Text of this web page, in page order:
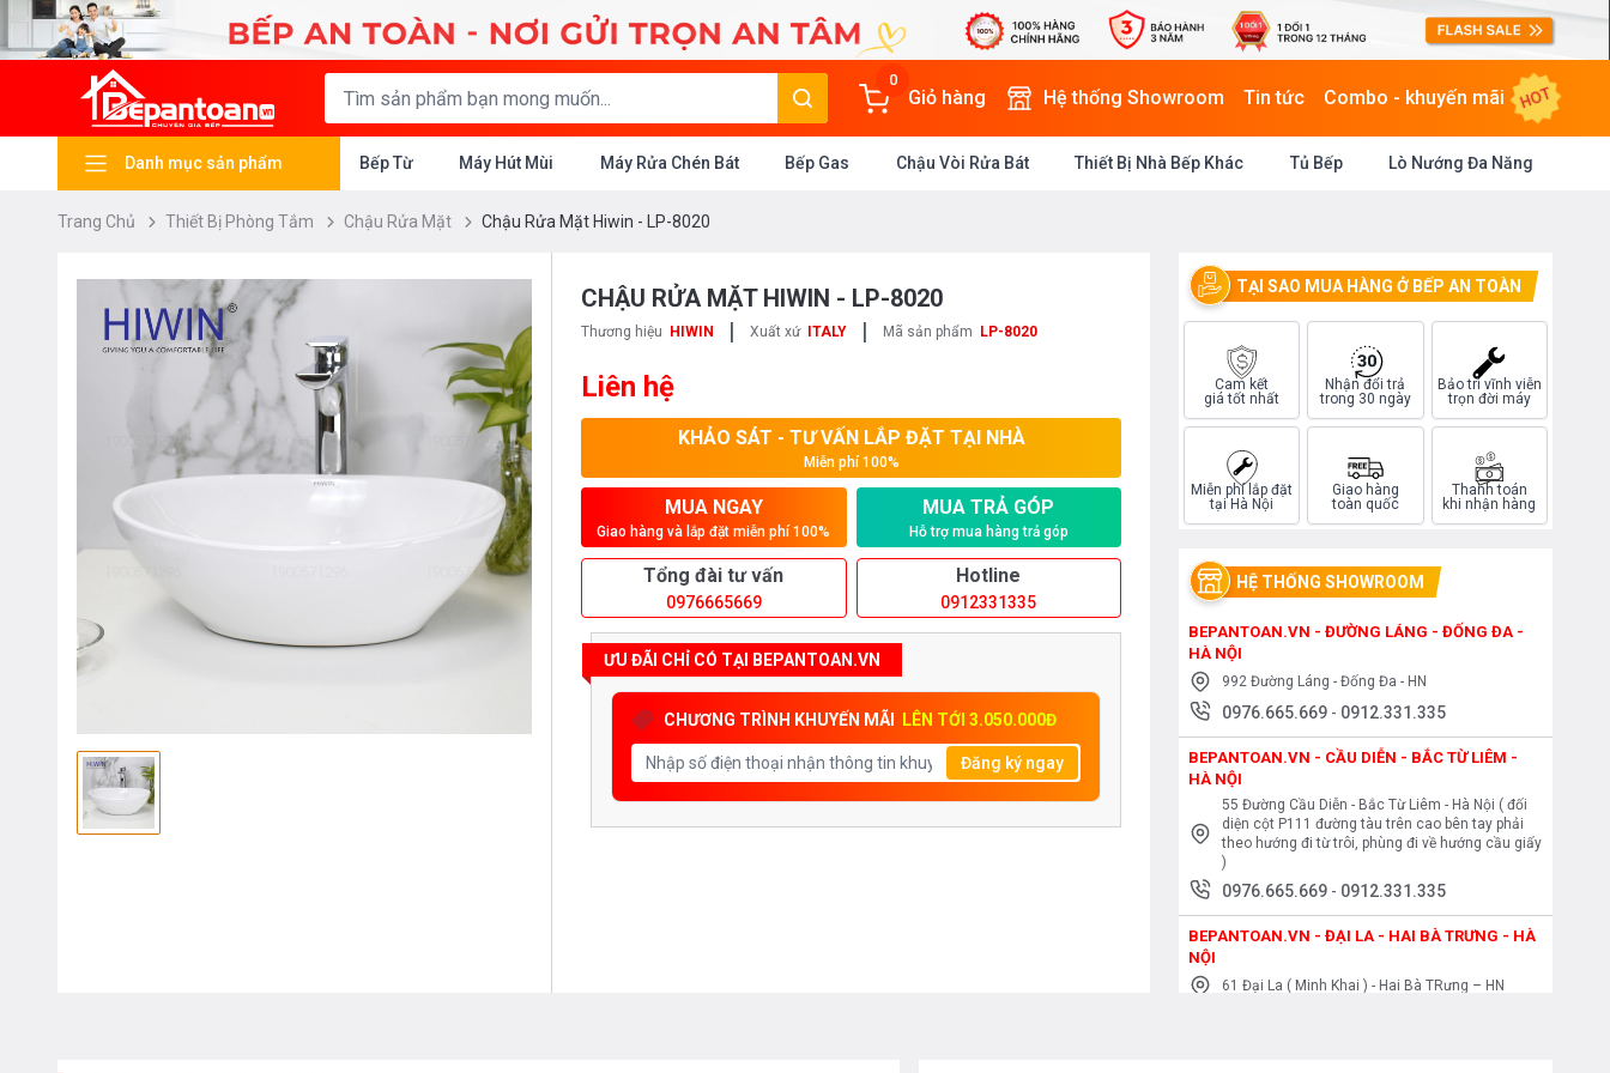
0
Giỏ hàng Hệ thống Showroom Tin tức Combo - khuyến mãi HOT
Danh mục sản phẩm Bếp Từ Máy Hút Mùi Máy Rửa Chén Bát Bếp Gas Chậu Vòi Rửa Bát Thiết Bị Nhà Bếp Khác Tủ Bếp Lò Nướng Đa Năng
Trang Chủ Thiết Bị Phòng Tắm Chậu Rửa Mặt Chậu Rửa Mặt Hiwin - LP-8020
CHẬU RỬA MẶT HIWIN - LP-8020
Thương hiệu HIWIN | Xuất xứ ITALY | Mã sản phẩm LP-8020
Liên hệ
KHẢO SÁT - TƯ VẤN LẮP ĐẶT TẠI NHÀ
Miễn phí 100%
MUA NGAY
Giao hàng và lắp đặt miễn phí 100%
MUA TRẢ GÓP
Hỗ trợ mua hàng trả góp
Tổng đài tư vấn
0976665669
Hotline
0912331335
ƯU ĐÃI CHỈ CÓ TẠI BEPANTOAN.VN
CHƯƠNG TRÌNH KHUYẾN MÃI LÊN TỚI 3.050.000Đ
Đăng ký ngay
TẠI SAO MUA HÀNG Ở BẾP AN TOÀN
Cam kết
giá tốt nhất
Nhận đổi trả
trong 30 ngày
Bảo trì vĩnh viễn
trọn đời máy
Miễn phí lắp đặt
tại Hà Nội
Giao hàng
toàn quốc
Thanh toán
khi nhận hàng
HỆ THỐNG SHOWROOM
BEPANTOAN.VN - ĐƯỜNG LÁNG - ĐỐNG ĐA -
HÀ NỘI
992 Đường Láng - Đống Đa - HN
0976.665.669 - 0912.331.335
BEPANTOAN.VN - CẦU DIỄN - BẮC TỪ LIÊM -
HÀ NỘI
55 Đường Cầu Diễn - Bắc Từ Liêm - Hà Nội ( đối
diện cột P111 đường tàu trên cao bên tay phải
theo hướng đi từ trôi, phùng đi về hướng cầu giấy
)
0976.665.669 - 0912.331.335
BEPANTOAN.VN - ĐẠI LA - HAI BÀ TRƯNG - HÀ
NỘI
61 Đại La ( Minh Khai ) - Hai Bà TRưng – HN